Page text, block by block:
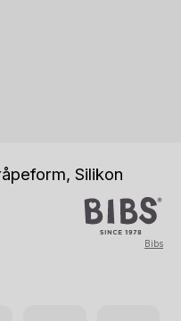
Silikon
Bibs